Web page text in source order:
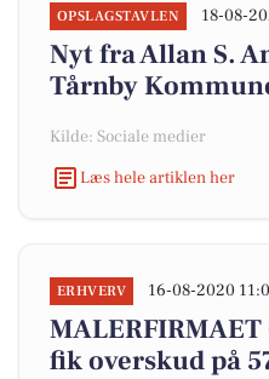
OPSLAGSTAVLEN 18-08-
Nyt fra Allan S.
Tårnby
Kilde: Sociale medier
Læs hele artiklen her
ERHVERV 16-08-2020
fik overskud på